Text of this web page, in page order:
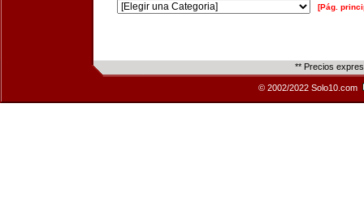
[Pág.
** Precios
© 2002/2022 Solo10.com